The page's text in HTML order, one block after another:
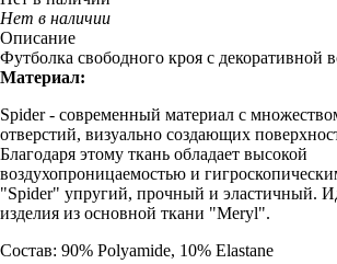
Нет в наличии
Описание
Футболка свободного кроя с декоративной
Материал:
Spider - современный материал с
отверстий, визуально создающих
Благодаря этому ткань обладает высокой
воздухопроницаемостью и
"Spider" упругий, прочный и эластичный.
изделия из основной ткани "Meryl".
Состав: 90% Polyamide, 10% Elastane